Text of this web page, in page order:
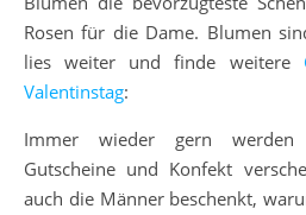
Rosen für die Dame. Blumen
lies weiter und finde weitere
Valentinstag:
Immer wieder gern werden
Gutscheine und Konfekt
auch die Männer beschenkt,